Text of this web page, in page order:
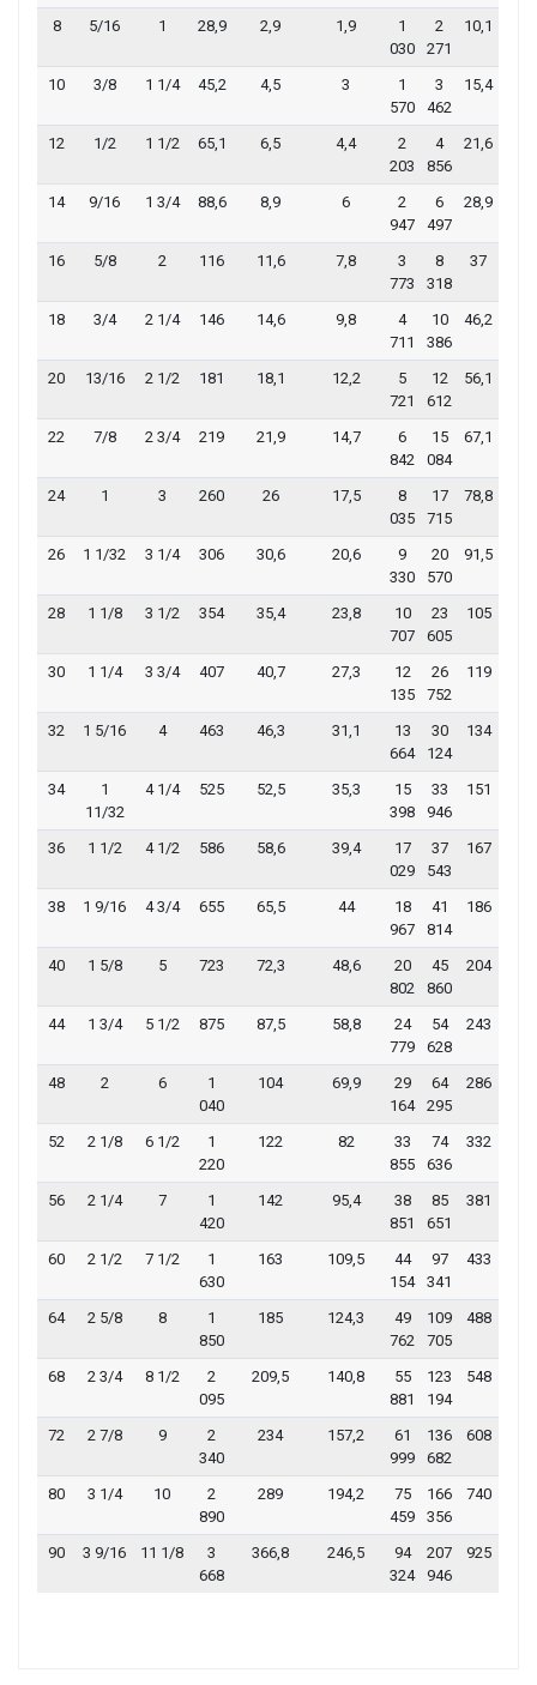
8 5/16 1 28,9 2,9 1,9
1
030
2
271
10,1
10 3/8 1 1/4 45,2 4,5 3
1
570
3
462
15,4
12 1/2 1 1/2 65,1 6,5 4,4
2
203
4
856
21,6
14 9/16 1 3/4 88,6 8,9 6
2
947
6
497
28,9
16 5/8 2 116 11,6 7,8
3
773
8
318
37
18 3/4 2 1/4 146 14,6 9,8
4
711
10
386
46,2
20 13/16 2 1/2 181 18,1 12,2
5
721
12
612
56,1
22 7/8 2 3/4 219 21,9 14,7
6
842
15
084
67,1
24 1 3 260 26 17,5
8
035
17
715
78,8
26 1 1/32 3 1/4 306 30,6 20,6
9
330
20
570
91,5
28 1 1/8 3 1/2 354 35,4 23,8
10
707
23
605
105
30 1 1/4 3 3/4 407 40,7 27,3
12
135
26
752
119
32 1 5/16 4 463 46,3 31,1
13
664
30
124
134
34
1
11/32
4 1/4 525 52,5 35,3
15
398
33
946
151
36 1 1/2 4 1/2 586 58,6 39,4
17
029
37
543
167
38 1 9/16 4 3/4 655 65,5 44
18
967
41
814
186
40 1 5/8 5 723 72,3 48,6
20
802
45
860
204
44 1 3/4 5 1/2 875 87,5 58,8
24
779
54
628
243
48 2 6
1
040
104 69,9
29
164
64
295
286
52 2 1/8 6 1/2
1
220
122 82
33
855
74
636
332
56 2 1/4 7
1
420
142 95,4
38
851
85
651
381
60 2 1/2 7 1/2
1
630
163 109,5
44
154
97
341
433
64 2 5/8 8
1
850
185 124,3
49
762
109
705
488
68 2 3/4 8 1/2
2
095
209,5 140,8
55
881
123
194
548
72 2 7/8 9
2
340
234 157,2
61
999
136
682
608
80 3 1/4 10
2
890
289 194,2
75
459
166
356
740
90 3 9/16 11 1/8
3
668
366,8 246,5
94
324
207
946
925